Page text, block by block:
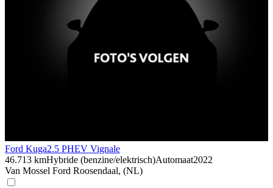
Ford Kuga2.5 PHEV Vignale
46.713 kmHybride (benzine/elektrisch)Automaat2022
Van Mossel Ford Roosendaal, (NL)